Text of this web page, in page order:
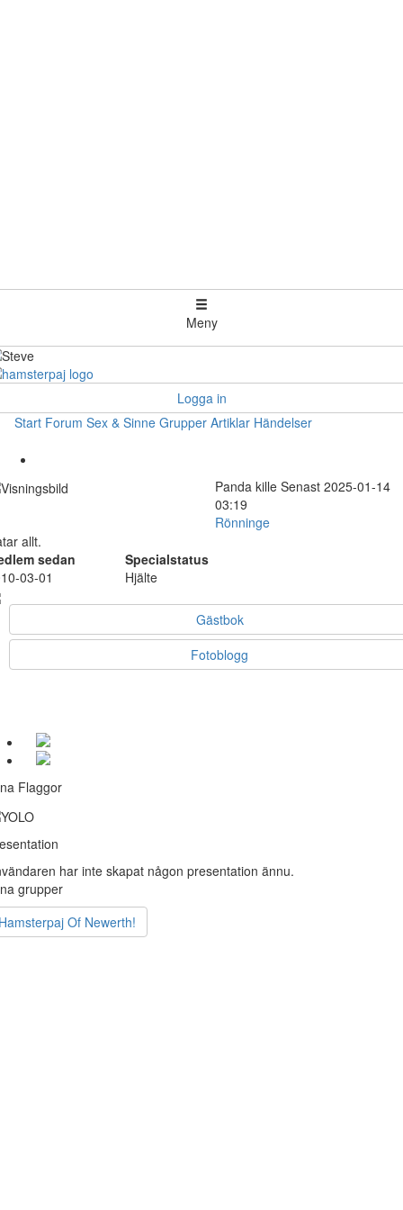
Meny
Logga in
Start Forum Sex & Sinne Grupper Artiklar Händelser
Panda kille Senast 2025-01-14
03:19
Rönninge
allt.
sedan
Specialstatus
03-01
Hjälte
Gästbok
Fotoblogg
Flaggor
har inte skapat någon presentation ännu.
grupper
Of Newerth!